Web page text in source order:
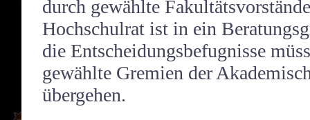
durch gewählte
Hochschulrat ist in ein
die Entscheidungsbefugnisse
gewählte Gremien der
übergehen.